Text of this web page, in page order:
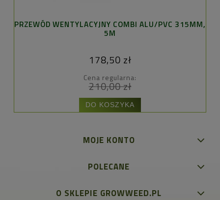
PRZEWÓD WENTYLACYJNY COMBI ALU/PVC 315MM,
5M
178,50 zł
Cena regularna:
210,00 zł
DO KOSZYKA
MOJE KONTO
POLECANE
O SKLEPIE GROWWEED.PL